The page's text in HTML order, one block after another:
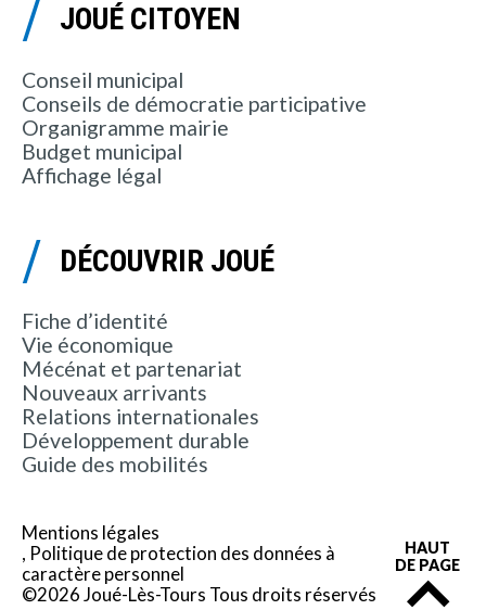
JOUÉ CITOYEN
Conseil municipal
Conseils de démocratie participative
Organigramme mairie
Budget municipal
Affichage légal
DÉCOUVRIR JOUÉ
Fiche d’identité
Vie économique
Mécénat et partenariat
Nouveaux arrivants
Relations internationales
Développement durable
Guide des mobilités
Mentions légales
Politique de protection des données à
caractère personnel
©2026 Joué-Lès-Tours Tous droits réservés
HAUT
DE PAGE